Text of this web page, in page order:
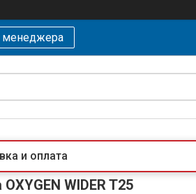
менеджера
и оплата
WIDER T25